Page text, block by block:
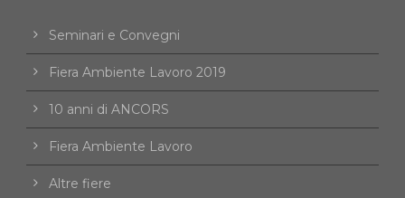
Seminari e Convegni
Fiera Ambiente Lavoro 2019
10 anni di ANCORS
Fiera Ambiente Lavoro
Altre fiere